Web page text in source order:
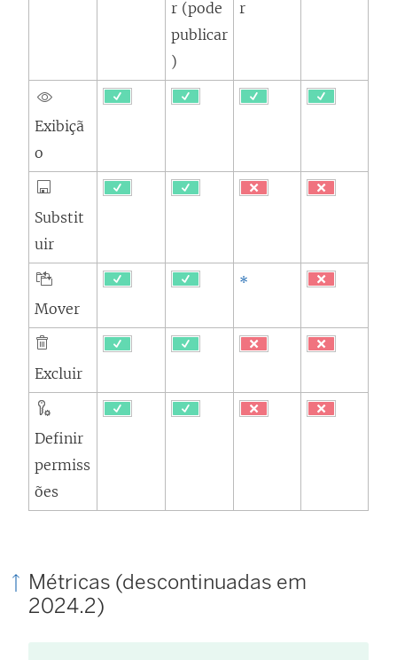
r (pode
publicar
)
r
Exibiçã
o
Substit
uir
Mover
*
Excluir
Definir
permiss
ões
Métricas (descontinuadas em
2024.2)